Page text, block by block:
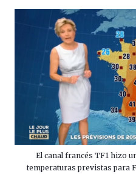
El canal francés TF1 hizo
temperaturas previstas para